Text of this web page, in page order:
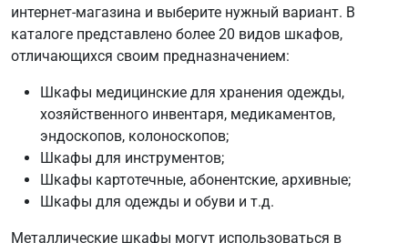
интернет-магазина и выберите нужный вариант. В
каталоге представлено более 20 видов шкафов,
отличающихся своим предназначением:
Шкафы медицинские для хранения одежды,
хозяйственного инвентаря, медикаментов,
эндоскопов, колоноскопов;
Шкафы для инструментов;
Шкафы картотечные, абонентские, архивные;
Шкафы для одежды и обуви и т.д.
Металлические шкафы могут использоваться в